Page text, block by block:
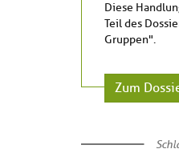
Diese
Teil des
Gruppen".
Zum